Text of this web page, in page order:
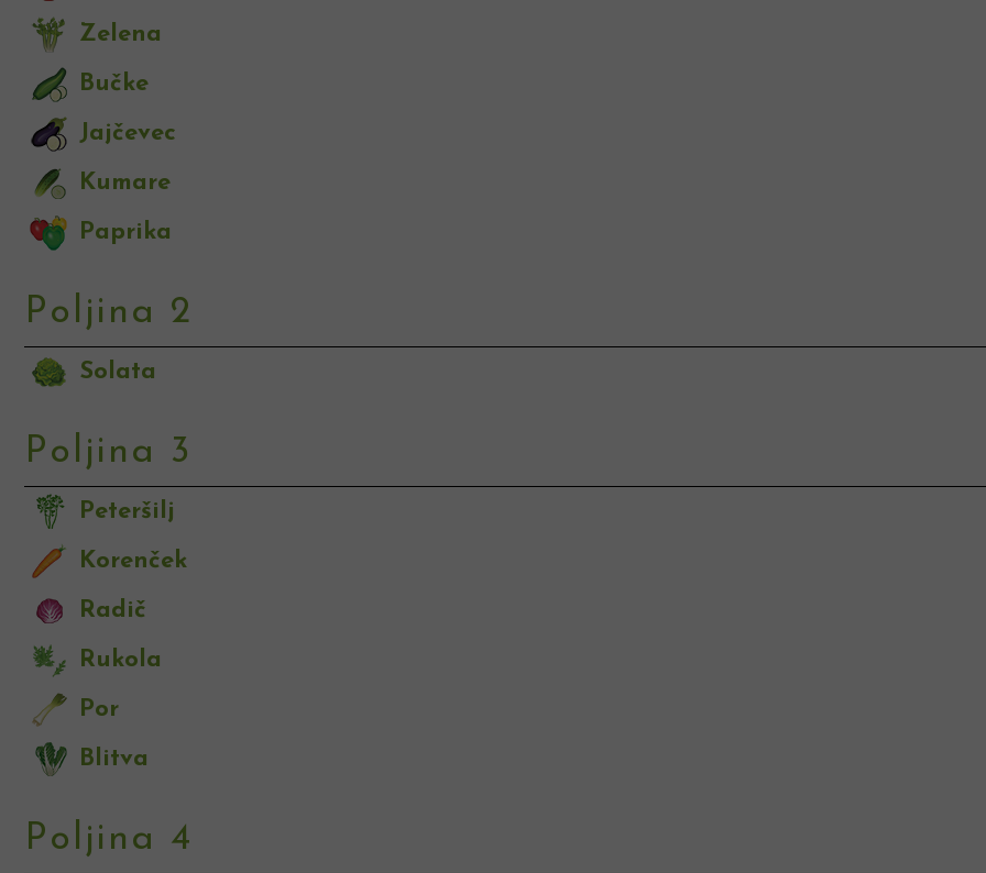
Zelena
Bučke
Jajčevec
Kumare
Paprika
Poljina 2
Solata
Poljina 3
Peteršilj
Korenček
Radič
Rukola
Por
Blitva
Poljina 4